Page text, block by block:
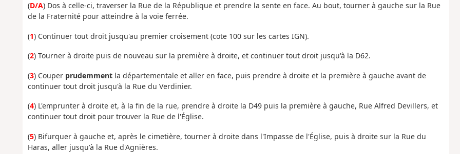
(D/A) Dos à celle-ci, traverser la Rue de la République et prendre la sente en face. Au bout, tourner à gauche sur la Rue
de la Fraternité pour atteindre à la voie ferrée.
(1) Continuer tout droit jusqu'au premier croisement (cote 100 sur les cartes IGN).
(2) Tourner à droite puis de nouveau sur la première à droite, et continuer tout droit jusqu'à la D62.
(3) Couper prudemmentla départementale et aller en face, puis prendre à droite et la première à gauche avant de
continuer tout droit jusqu'à la Rue du Verdinier.
(4) L'emprunter à droite et, à la fin de la rue, prendre à droite la D49 puis la première à gauche, Rue Alfred Devillers, et
continuer tout droit pour trouver la Rue de l'Église.
(5) Bifurquer à gauche et, après le cimetière, tourner à droite dans l'Impasse de l'Église, puis à droite sur la Rue du
Haras, aller jusqu'à la Rue d'Agnières.